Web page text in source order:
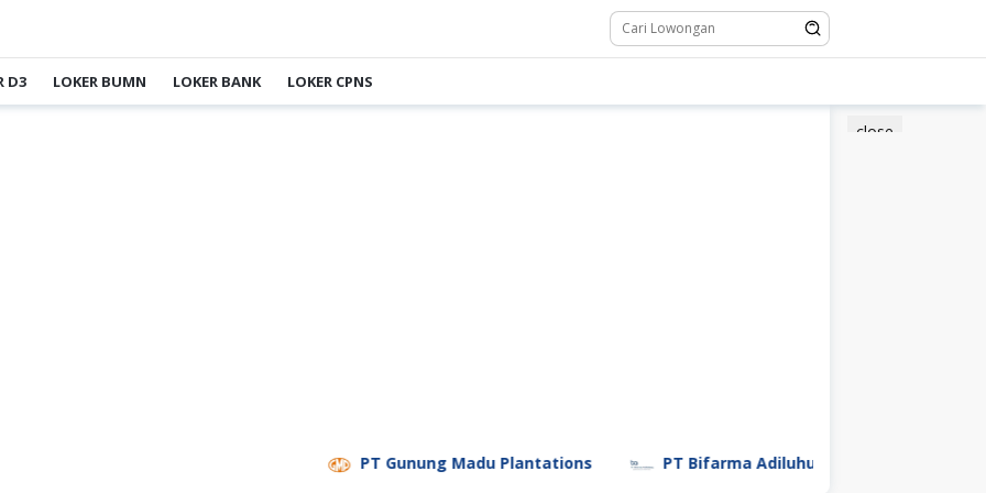
D3 LOKER BUMN LOKER BANK LOKER CPNS
close
PT Gunung Madu Plantations PT Bifarma Adiluhung (a Kalbe Company)